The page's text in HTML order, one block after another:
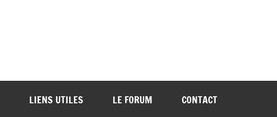
LIENS UTILES LE FORUM CONTACT